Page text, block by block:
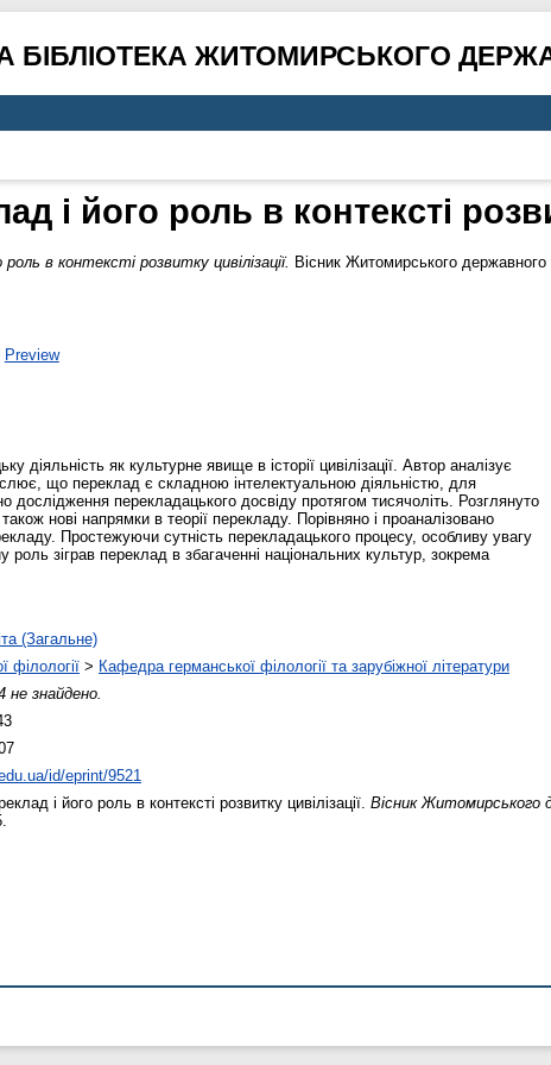
БІБЛІОТЕКА ЖИТОМИРСЬКОГО
і його роль в контексті
в контексті розвитку цивілізації. Вісник Житомирського
Preview
діяльність як культурне явище в історії цивілізації. Автор аналізує
що переклад є складною інтелектуальною діяльністю, для
дослідження перекладацького досвіду протягом тисячоліть. Розглянуто
нові напрямки в теорії перекладу. Порівняно і проаналізовано
Простежуючи сутність перекладацького процесу, особливу увагу
зіграв переклад в збагаченні національних культур, зокрема
(Загальне)
філології > Кафедра германської філології та зарубіжної літератури
не знайдено.
id/eprint/9521
і його роль в контексті розвитку цивілізації. Вісник Житомирського